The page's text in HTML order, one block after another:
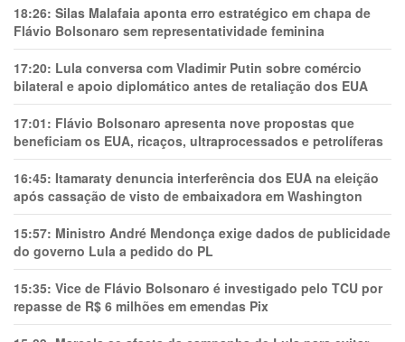
18:26: Silas Malafaia aponta erro estratégico em chapa de
Flávio Bolsonaro sem representatividade feminina
17:20: Lula conversa com Vladimir Putin sobre comércio
bilateral e apoio diplomático antes de retaliação dos EUA
17:01: Flávio Bolsonaro apresenta nove propostas que
beneficiam os EUA, ricaços, ultraprocessados e petrolíferas
16:45: Itamaraty denuncia interferência dos EUA na eleição
após cassação de visto de embaixadora em Washington
15:57: Ministro André Mendonça exige dados de publicidade
do governo Lula a pedido do PL
15:35: Vice de Flávio Bolsonaro é investigado pelo TCU por
repasse de R$ 6 milhões em emendas Pix